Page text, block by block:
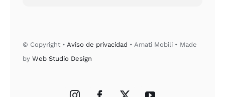
© Copyright • Aviso de privacidad • Amati Mobili • Made
byWeb Studio Design